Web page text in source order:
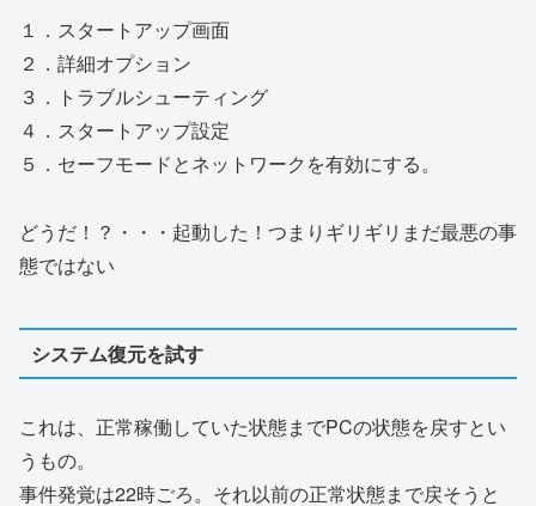
１．スタートアップ画面
２．詳細オプション
３．トラブルシューティング
４．スタートアップ設定
５．セーフモードとネットワークを有効にする。
どうだ！？・・・起動した！つまりギリギリまだ最悪の事
態ではない
システム復元を試す
これは、正常稼働していた状態までPCの状態を戻すとい
うもの。
事件発覚は22時ごろ。それ以前の正常状態まで戻そうと